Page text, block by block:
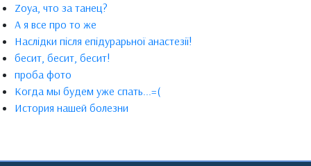
Zoya, что за танец?
А я все про то же
Наслідки після епідурарьної анастезії!
бесит, бесит, бесит!
проба фото
Когда мы будем уже спать...=(
История нашей болезни